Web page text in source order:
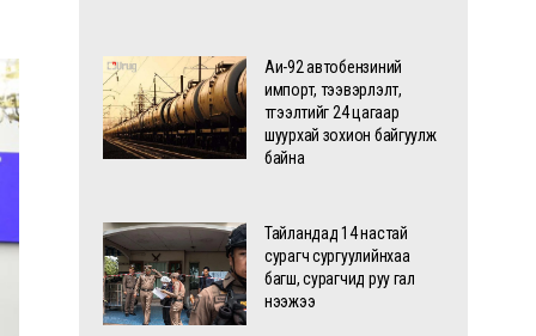
Аи-92 автобензиний
импорт, тээвэрлэлт,
түгээлтийг 24 цагаар
шуурхай зохион байгуулж
байна
Тайландад 14 настай
сурагч сургуулийнхаа
багш, сурагчид руу гал
нээжээ